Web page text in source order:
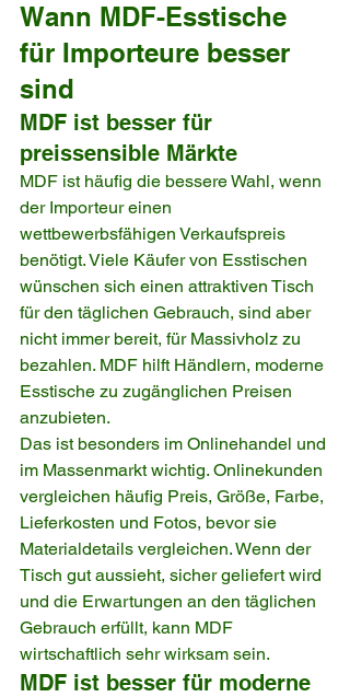
Wann MDF-Esstische
für Importeure besser
sind
MDF ist besser für
preissensible Märkte
MDF ist häufig die bessere Wahl, wenn
der Importeur einen
wettbewerbsfähigen Verkaufspreis
benötigt. Viele Käufer von Esstischen
wünschen sich einen attraktiven Tisch
für den täglichen Gebrauch, sind aber
nicht immer bereit, für Massivholz zu
bezahlen. MDF hilft Händlern, moderne
Esstische zu zugänglichen Preisen
anzubieten.
Das ist besonders im Onlinehandel und
im Massenmarkt wichtig. Onlinekunden
vergleichen häufig Preis, Größe, Farbe,
Lieferkosten und Fotos, bevor sie
Materialdetails vergleichen. Wenn der
Tisch gut aussieht, sicher geliefert wird
und die Erwartungen an den täglichen
Gebrauch erfüllt, kann MDF
wirtschaftlich sehr wirksam sein.
MDF ist besser für moderne